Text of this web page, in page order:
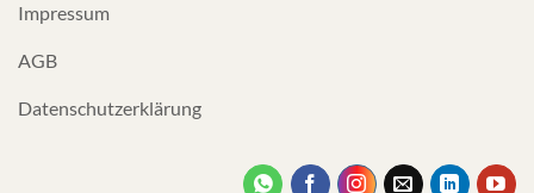
Impressum
AGB
Datenschutzerklärung